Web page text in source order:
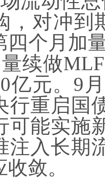
，对冲到
四个月加
续做
亿元。9
行重启国
可能实施
注入长期
敛。